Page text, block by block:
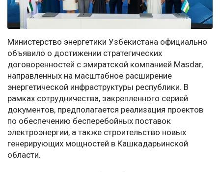
Министерство энергетики Узбекистана официально
объявило о достижении стратегических
договоренностей с эмиратской компанией Masdar,
направленных на масштабное расширение
энергетической инфраструктуры республики. В
рамках сотрудничества, закрепленного серией
документов, предполагается реализация проектов
по обеспечению бесперебойных поставок
электроэнергии, а также строительство новых
генерирующих мощностей в Кашкадарьинской
области.